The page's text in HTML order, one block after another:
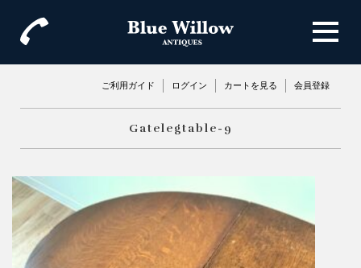
ご利用ガイド ログイン カートを見る 会員登録
Gatelegtable-9